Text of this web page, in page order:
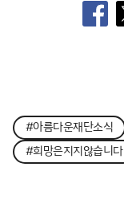
#아름다운재단소식
#희망은지지않습니다